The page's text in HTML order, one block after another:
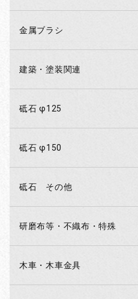
金属ブラシ
建築・塗装関連
砥石 φ125
砥石 φ150
砥石 その他
研磨布等・不織布・特殊
木車・木車金具